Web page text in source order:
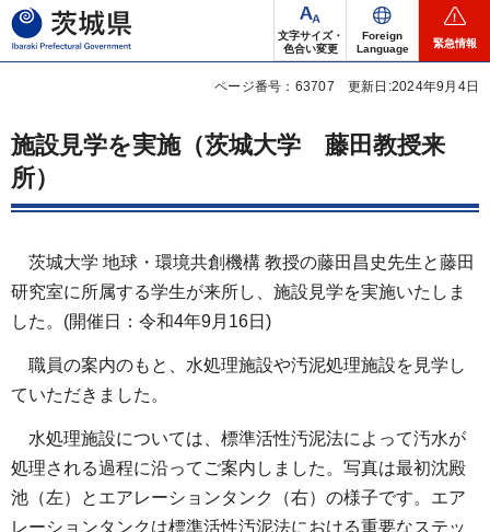
茨城県
文字サイズ・
色合い変更
Foreign
Language
緊急情報
ページ番号：63707 更新日:2024年9月4日
施設見学を実施（茨城大学 藤田教授来
所）
茨城大学 地球・環境共創機構 教授の藤田昌史先生と藤田
研究室に所属する学生が来所し、施設見学を実施いたしま
した。(開催日：令和4年9月16日)
職員の案内のもと、水処理施設や汚泥処理施設を見学し
ていただきました。
水処理施設については、標準活性汚泥法によって汚水が
処理される過程に沿ってご案内しました。写真は最初沈殿
池（左）とエアレーションタンク（右）の様子です。エア
レーションタンクは標準活性汚泥法における重要なステッ